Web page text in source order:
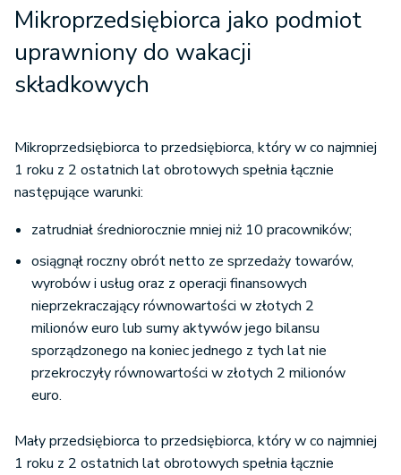
Mikroprzedsiębiorca jako podmiot
uprawniony do wakacji
składkowych
Mikroprzedsiębiorca to przedsiębiorca, który w co najmniej
1 roku z 2 ostatnich lat obrotowych spełnia łącznie
następujące warunki:
zatrudniał średniorocznie mniej niż 10 pracowników;
osiągnął roczny obrót netto ze sprzedaży towarów,
wyrobów i usług oraz z operacji finansowych
nieprzekraczający równowartości w złotych 2
milionów euro lub sumy aktywów jego bilansu
sporządzonego na koniec jednego z tych lat nie
przekroczyły równowartości w złotych 2 milionów
euro.
Mały przedsiębiorca to przedsiębiorca, który w co najmniej
1 roku z 2 ostatnich lat obrotowych spełnia łącznie